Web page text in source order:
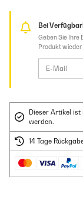
Bei
Geben Sie Ihre
Produkt wieder
Dieser Artikel
werden.
14 Tage